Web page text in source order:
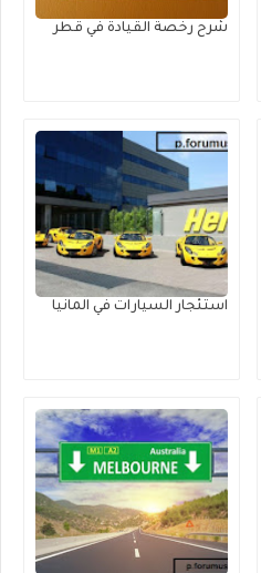
شرح رخصة القيادة في قطر
استئجار السيارات في المانيا